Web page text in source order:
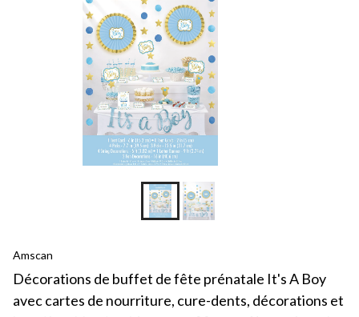
Amscan
Décorations de buffet de fête prénatale It's A Boy
avec cartes de nourriture, cure-dents, décorations et